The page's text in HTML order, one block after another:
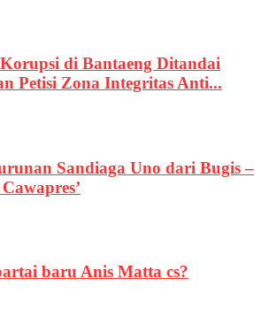
di Bantaeng Ditandai
Petisi Zona Integritas Anti...
Sandiaga Uno dari Bugis –
baru Anis Matta cs?